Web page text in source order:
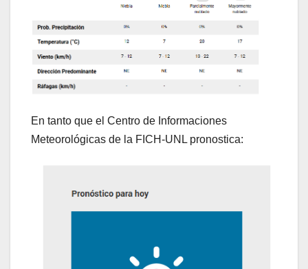
En tanto que el Centro de Informaciones
Meteorológicas de la FICH-UNL pronostica: